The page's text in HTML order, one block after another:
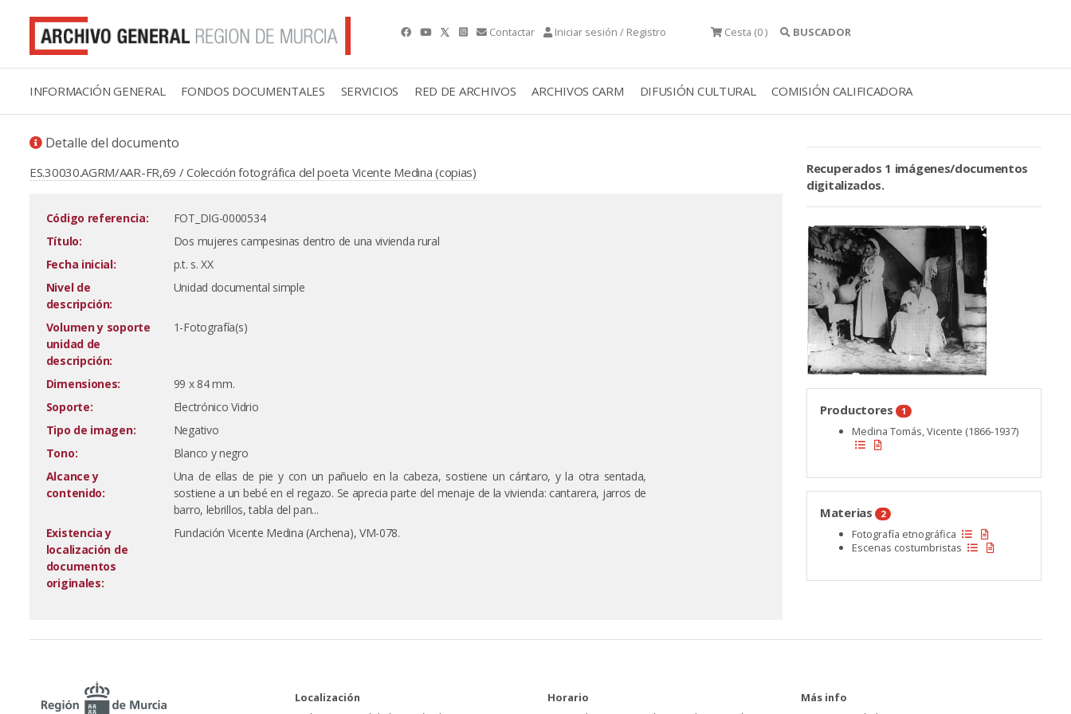
Contactar Iniciar sesión / Registro Cesta (0 ) BUSCADOR
INFORMACIÓN GENERAL FONDOS DOCUMENTALES SERVICIOS RED DE ARCHIVOS ARCHIVOS CARM DIFUSIÓN CULTURAL COMISIÓN CALIFICADORA
Detalle del documento
ES.30030.AGRM/AAR-FR,69 / Colección fotográfica del poeta Vicente Medina (copias)
Código referencia:
FOT_DIG-0000534
Título:
Dos mujeres campesinas dentro de una vivienda rural
Fecha inicial:
p.t. s. XX
Nivel de
descripción:
Unidad documental simple
Volumen y soporte
unidad de
descripción:
1-Fotografía(s)
Dimensiones:
99 x 84 mm.
Soporte:
Electrónico Vidrio
Tipo de imagen:
Negativo
Tono:
Blanco y negro
Alcance y
contenido:
Una de ellas de pie y con un pañuelo en la cabeza, sostiene un cántaro, y la otra sentada,
sostiene a un bebé en el regazo. Se aprecia parte del menaje de la vivienda: cantarera, jarros de
barro, lebrillos, tabla del pan...
Existencia y
localización de
documentos
originales:
Fundación Vicente Medina (Archena), VM-078.
Recuperados 1 imágenes/documentos
digitalizados.
Productores 1
Medina Tomás, Vicente (1866-1937)
Materias 2
Fotografía etnográfica
Escenas costumbristas
Localización
Horario
Más info